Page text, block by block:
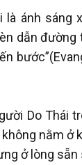
là ánh sáng
dẫn đường
Do Thái
nằm ở
ở lòng